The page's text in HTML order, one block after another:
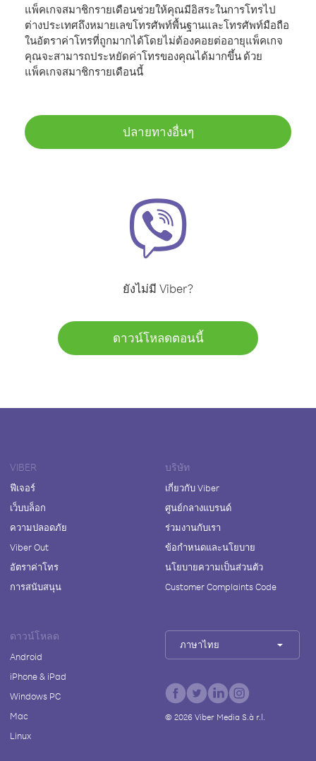
แพ็คเกจสมาชิกรายเดือนช่วยให้คุณมีอิสระในการโทรไป
ต่างประเทศถึงหมายเลขโทรศัพท์พื้นฐานและโทรศัพท์มือถือ
ในอัตราค่าโทรที่ถูกมากได้โดยไม่ต้องคอยต่ออายุแพ็คเกจ
คุณจะสามารถประหยัดค่าโทรของคุณได้มากขึ้น ด้วย
แพ็คเกจสมาชิกรายเดือนนี้
ปลายทางอื่นๆ
ยังไม่มี Viber?
ดาวน์โหลดตอนนี้
VIBER
ฟีเจอร์
เว็บบล็อก
ความปลอดภัย
Viber Out
อัตราค่าโทร
การสนับสนุน
บริษัท
เกี่ยวกับ Viber
ศูนย์กลางแบรนด์
ร่วมงานกับเรา
ข้อกำหนดและนโยบาย
นโยบายความเป็นส่วนตัว
Customer Complaints Code
ดาวน์โหลด
Android
iPhone & iPad
Windows PC
Mac
Linux
ภาษาไทย
© 2026Viber Media S.à r.l.